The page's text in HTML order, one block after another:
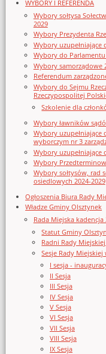
WYBORY I REFERENDA
Wybory sołtysa
2029
Wybory Prezydenta
Wybory uzupełniające
Wybory do Parlamentu
Wybory samorządowe
Referendum
Wybory do Sejmu
Rzeczypospolitej
Szkolenie dla
Wybory ławników
Wybory
wyborczym nr 3
Wybory uzupełniające
Wybory
Wybory sołtysów, rad
osiedlowych 2024-2029
Ogłoszenia Biura Rady
Władze Gminy Olsztynek
Rada Miejska kadencja
Statut Gminy
Radni Rady
Sesje Rady
I sesja -
II Sesja
III Sesja
IV Sesja
V Sesja
VI Sesja
VII Sesja
VIII Sesja
IX Sesja